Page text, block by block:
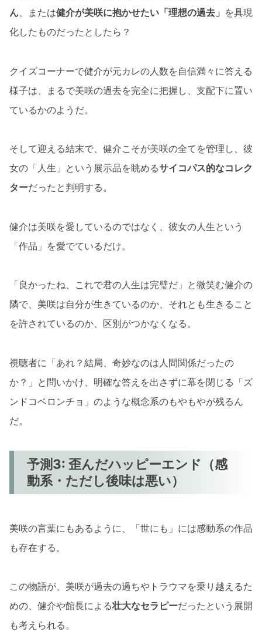
ん、または健介が美咲に抱かせたい「理想の過去」 を具現
化したものだったとしたら？
クイズコーナーで健介が元カレの人数を自信満々に答える
様子は、まるで美咲の過去を完全に把握し、支配下に置い
ているかのようだ。
そして迎える結末で、健介こそが美咲の全てを管理し、彼
女の「人生」という展示品を眺めるサイコパス的なコレク
ターだったと判明する。
健介は美咲を愛しているのではなく、彼女の人生という
「作品」を愛でているだけ。
「良かったね、これで君の人生は完璧だ」と微笑む健介の
隣で、美咲は自分が生きているのか、それとも生きること
を許されているのか、区別がつかなくなる。
視聴者に「あれ？結局、奇妙なのは人間関係だったの
か？」と問いかけ、明確な答えを出さずに幕を閉じる「ズ
ンドコベロンチョ」のような概念系のもやもやが残るん
だ。
予測3: 歪んだハッピーエンド（感
動系・ただし後味は悪い）
美咲の言葉にもあるように、「世にも」には感動系の作品
も存在する。
この物語が、美咲が過去の過ちやトラウマを乗り越えるた
めの、健介や館長による壮大なセラピーだったという展開
も考えられる。